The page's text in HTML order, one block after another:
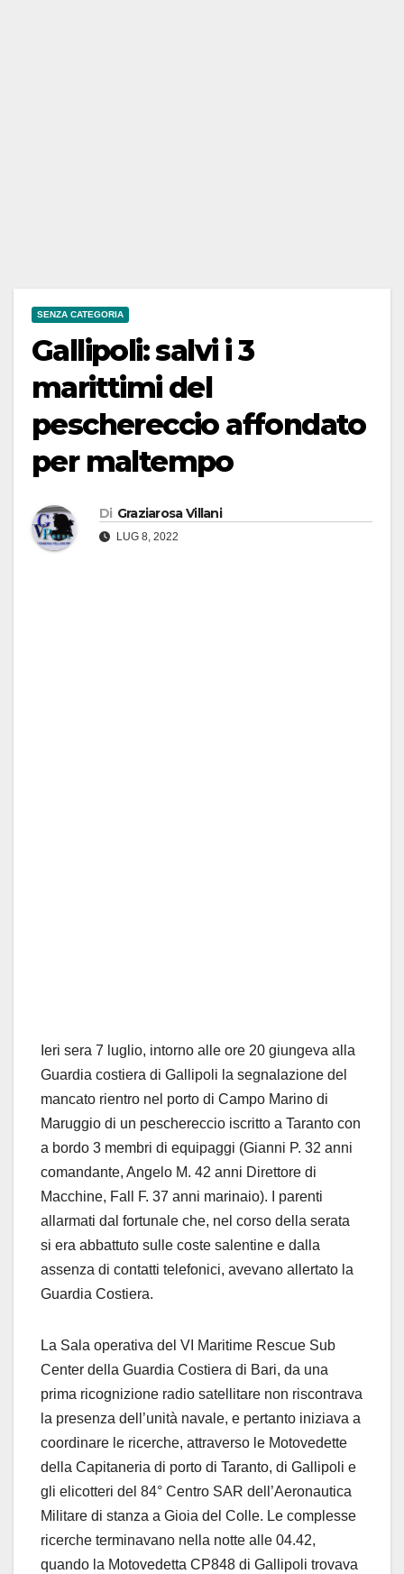
SENZA CATEGORIA
Gallipoli: salvi i 3
marittimi del
peschereccio affondato
per maltempo
Di Graziarosa Villani
LUG 8, 2022
Ieri sera 7 luglio, intorno alle ore 20 giungeva alla
Guardia costiera di Gallipoli la segnalazione del
mancato rientro nel porto di Campo Marino di
Maruggio di un peschereccio iscritto a Taranto con
a bordo 3 membri di equipaggi (Gianni P. 32 anni
comandante, Angelo M. 42 anni Direttore di
Macchine, Fall F. 37 anni marinaio). I parenti
allarmati dal fortunale che, nel corso della serata
si era abbattuto sulle coste salentine e dalla
assenza di contatti telefonici, avevano allertato la
Guardia Costiera.
La Sala operativa del VI Maritime Rescue Sub
Center della Guardia Costiera di Bari, da una
prima ricognizione radio satellitare non riscontrava
la presenza dell’unità navale, e pertanto iniziava a
coordinare le ricerche, attraverso le Motovedette
della Capitaneria di porto di Taranto, di Gallipoli e
gli elicotteri del 84° Centro SAR dell’Aeronautica
Militare di stanza a Gioia del Colle. Le complesse
ricerche terminavano nella notte alle 04.42,
quando la Motovedetta CP848 di Gallipoli trovava